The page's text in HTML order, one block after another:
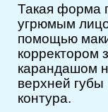
Такая форма
угрюмым
помощью
корректором
карандашом
верхней
контура.